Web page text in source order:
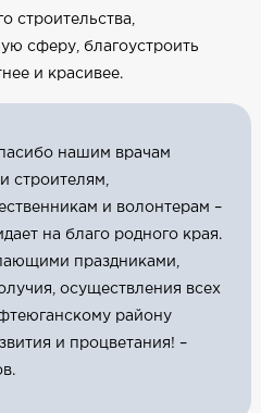
строительства,
сферу, благоустроить
и красивее.
нашим врачам
строителям,
и волонтерам –
на благо родного края.
праздниками,
осуществления всех
району
и процветания! –